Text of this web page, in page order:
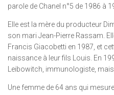
parole de Chanel n°5 de 1986 à
Elle est la mère du producteur
son mari Jean-Pierre Rassam.
Francis Giacobetti en 1987, et
naissance à leur fils Louis. En
Leibowitch, immunologiste,
Une femme de 64 ans qui